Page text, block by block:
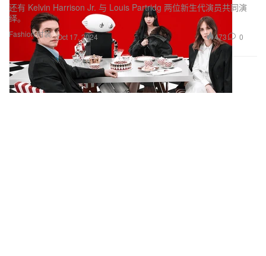
Fashion 时装
还有 Kelvin Harrison Jr. 与 Louis Partridg 两位新生代演员共同演
绎。
Oct 17, 2024 473 0